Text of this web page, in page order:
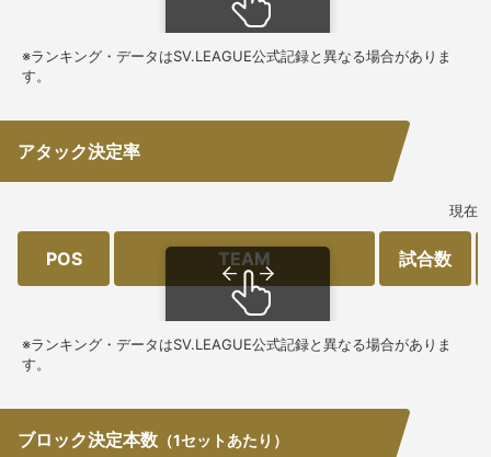
※ランキング・データはSV.LEAGUE公式記録と異なる場合がありま
す。
アタック決定率
現在
POS TEAM 試合数
※ランキング・データはSV.LEAGUE公式記録と異なる場合がありま
す。
ブロック決定本数 （1セットあたり）